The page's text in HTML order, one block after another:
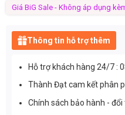
Giá BiG Sale - Không áp dụng
Thông tin hỗ trợ thêm
Hỗ trợ khách hàng 24/7 :
Thành Đạt cam kết phân
Chính sách bảo hành -